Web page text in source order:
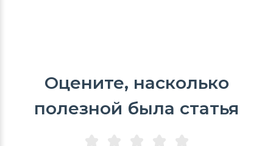
Оцените, насколько
полезной была статья